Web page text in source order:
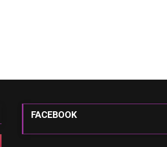
FACEBOOK